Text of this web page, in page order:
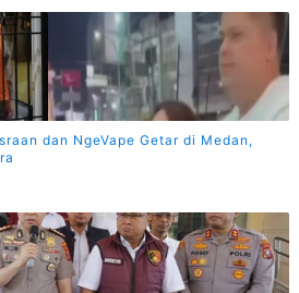
dan NgeVape Getar di Medan,